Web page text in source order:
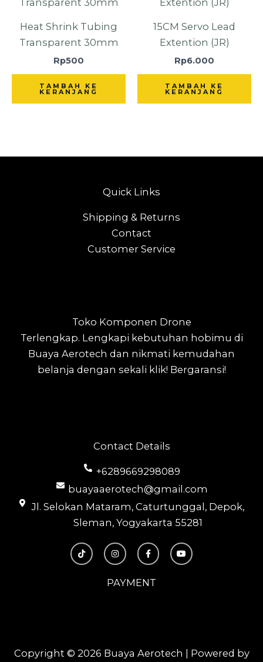
Heat Shrink Tubing
Transparent 30mm
Rp500
TAMBAH KE
KERANJANG
15CM Servo Lead
Extention (JR)
Rp6.000
TAMBAH KE
KERANJANG
Contact Details
+6289669298089
buayaaerotech@gmail.com
Jl. Selokan Mataram, Caturtunggal, Depok,
Sleman, Yogyakarta 55281
T
i
k
I
n
s
a
g
F
a
c
b
o
Y
o
u
PAYMENT
Toko Komponen Drone
Terlengkap. Lengkapi kebutuhan hobimu di
Buaya Aerotech dan nikmati kemudahan
belanja dengan sekali klik! Bergaransi!
Quick Links
Shipping & Returns
Contact
Customer Service
Copyright © 2026 Buaya Aerotech | Powered by